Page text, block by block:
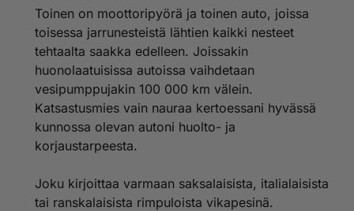
Toinen on moottoripyörä ja toinen auto, joissa
toisessa jarrunesteistä lähtien kaikki nesteet
tehtaalta saakka edelleen. Joissakin
huonolaatuisissa autoissa vaihdetaan
vesipumppujakin 100 000 km välein.
Katsastusmies vain nauraa kertoessani hyvässä
kunnossa olevan autoni huolto- ja
korjaustarpeesta.
Joku kirjoittaa varmaan saksalaisista, italialaisista
tai ranskalaisista rimpuloista vikapesinä.